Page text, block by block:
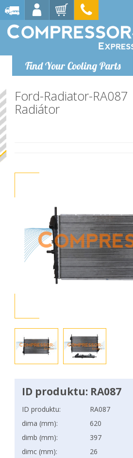
Find Your Cooling Parts
Ford-Radiator-RA087
Radiátor
ID produktu: RA087
ID produktu:
RA087
dima (mm):
620
dimb (mm):
397
dimc (mm):
26